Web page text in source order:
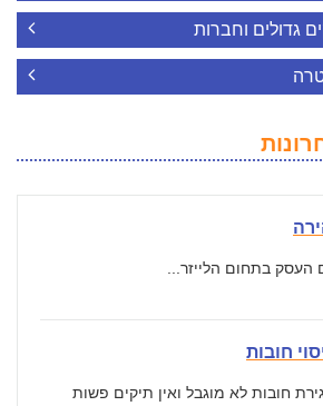
גדולים וחברות
העסק בתחום הלייזר...
חובות
חובות לא מוגבל ואין תיקים פשות